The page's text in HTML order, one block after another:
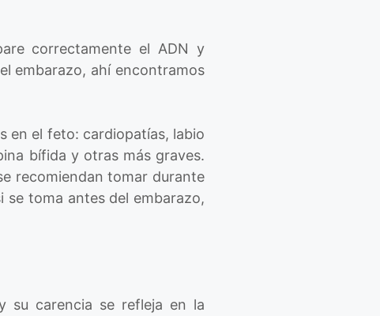
correctamente el ADN y
embarazo, ahí encontramos
en el feto: cardiopatías, labio
bífida y otras más graves.
recomiendan tomar durante
se toma antes del embarazo,
su carencia se refleja en la